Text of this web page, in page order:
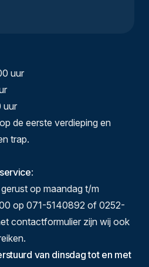
uur
uur
de eerste verdieping en
trap.
:
op maandag t/m
op 071-5140892 of 0252-
contactformulier zijn wij ook
van dinsdag tot en met